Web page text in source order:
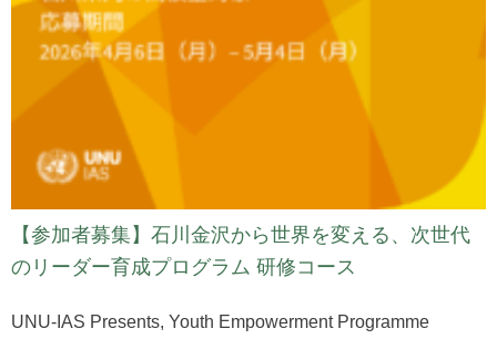
【参加者募集】石川金沢から世界を変える、次世代
のリーダー育成プログラム 研修コース
UNU-IAS Presents, Youth Empowerment Programme